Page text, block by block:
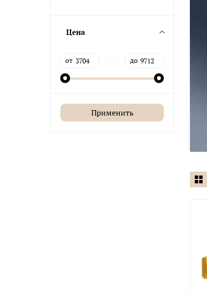
Цена
от до
Применить